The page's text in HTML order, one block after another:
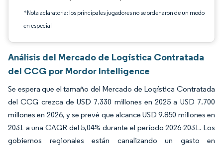
*Nota aclaratoria: los principales jugadores no se ordenaron de un modo
en especial
Análisis del Mercado de Logística Contratada
del CCG por Mordor Intelligence
Se espera que el tamaño del Mercado de Logística Contratada
del CCG crezca de USD 7.330 millones en 2025 a USD 7.700
millones en 2026, y se prevé que alcance USD 9.850 millones en
2031 a una CAGR del 5,04% durante el período 2026-2031. Los
gobiernos regionales están canalizando un gasto en